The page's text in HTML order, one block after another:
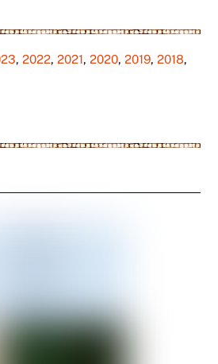
,2022,2021,2020,2019,2018,